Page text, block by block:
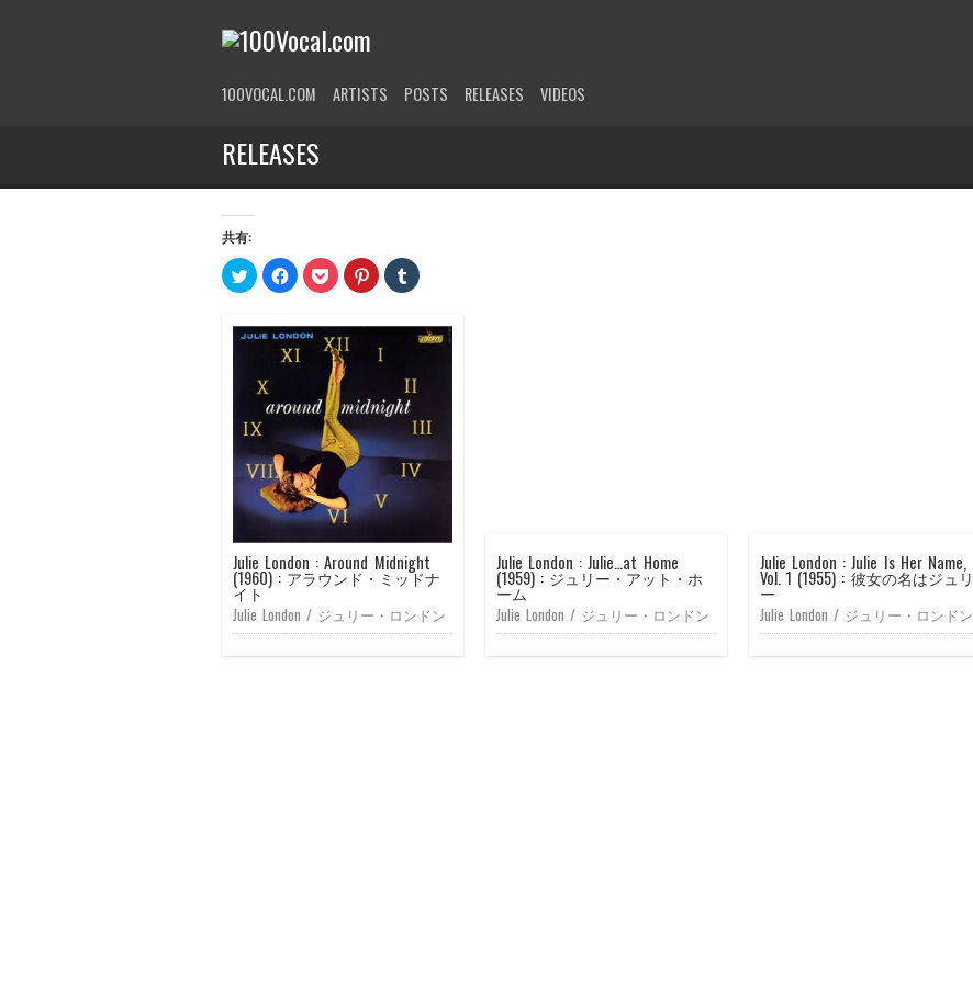
100VOCAL.COM ARTISTS POSTS RELEASES VIDEOS
RELEASES
共有:
ク
リ
し
て
Twitter
共
有
(新
し
い
ウ
ィ
ン
ド
ウ
で
開
ま
す)
Facebook
で
す
る
に
は
ッ
ク
し
て
だ
さ
い
(新
し
ウ
ィ
ン
ド
で
開
き
ま
ク
リ
し
て
Pocket
で
シ
ェ
ア
(新
し
い
ウ
ィ
ン
ド
ウ
で
き
ま
す)
ク
リ
し
Pinterest
で
(新
し
い
ウ
ィ
ド
ウ
で
開
ま
す)
ク
リ
し
て
Tumblr
共
有
し
い
ウ
ィ
ン
ド
ま
す)
Julie London : Around Midnight
(1960) : アラウンド・ミッドナ
イト
Julie London / ジュリー・ロンドン
Julie London : Julie…at Home
(1959) : ジュリー・アット・ホ
ーム
Julie London / ジュリー・ロンドン
Julie London : Julie Is Her Name,
Vol. 1 (1955) : 彼女の名はジュリ
ー
Julie London / ジュリー・ロンドン